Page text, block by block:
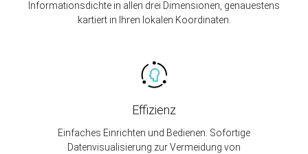
Informationsdichte in allen drei Dimensionen, genauestens
kartiert in Ihren lokalen Koordinaten.
Effizienz
Einfaches Einrichten und Bedienen. Sofortige
Datenvisualisierung zur Vermeidung von